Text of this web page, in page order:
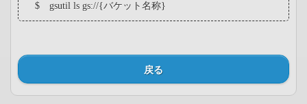
$ gsutil ls gs://{バケット名称}
戻る